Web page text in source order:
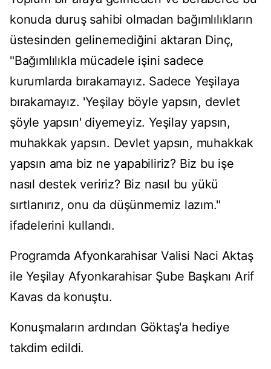
konuda duruş sahibi olmadan bağımlılıkların
üstesinden gelinemediğini aktaran Dinç,
"Bağımlılıkla mücadele işini sadece
kurumlarda bırakamayız. Sadece Yeşilaya
bırakamayız. 'Yeşilay böyle yapsın, devlet
şöyle yapsın' diyemeyiz. Yeşilay yapsın,
muhakkak yapsın. Devlet yapsın, muhakkak
yapsın ama biz ne yapabiliriz? Biz bu işe
nasıl destek veririz? Biz nasıl bu yükü
sırtlanırız, onu da düşünmemiz lazım."
ifadelerini kullandı.
Programda Afyonkarahisar Valisi Naci Aktaş
ile Yeşilay Afyonkarahisar Şube Başkanı Arif
Kavas da konuştu.
Konuşmaların ardından Göktaş'a hediye
takdim edildi.